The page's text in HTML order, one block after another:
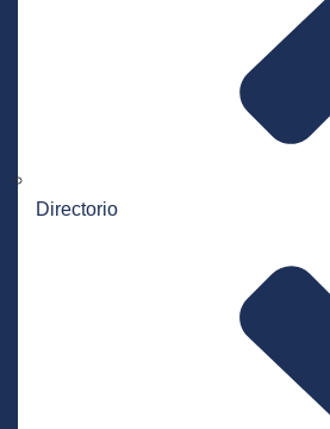
Directorio